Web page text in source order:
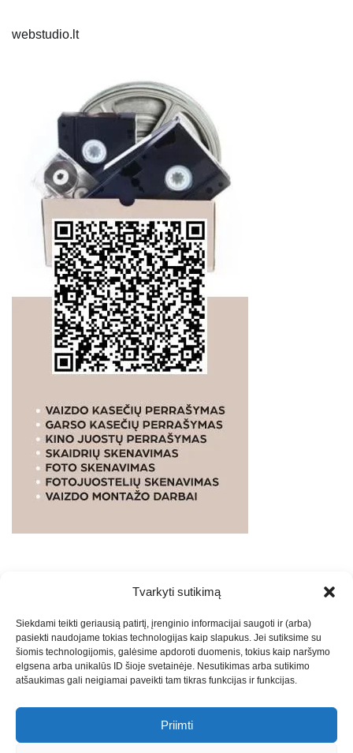
Tvarkyti sutikimą
Siekdami teikti geriausią patirtį, įrenginio informacijai saugoti ir (arba)
pasiekti naudojame tokias technologijas kaip slapukus. Jei sutiksime su
šiomis technologijomis, galėsime apdoroti duomenis, tokius kaip naršymo
elgsena arba unikalūs ID šioje svetainėje. Nesutikimas arba sutikimo
atšaukimas gali neigiamai paveikti tam tikras funkcijas ir funkcijas.
Priimti
webstudio.lt
PASLAUGOS. SEO tekstų rašymas, turinio kūrimas,
straipsnių rašymas ir talpinimas į mūsų valdomas
svetaines.2026Armijai.LTTheme: Express News ByAdore
Themes.
Marketingo agentūra -Teisinės